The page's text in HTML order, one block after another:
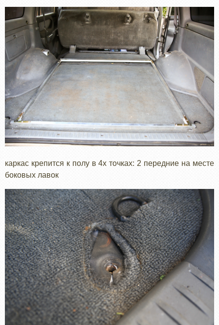
каркас крепится к полу в 4х точках: 2 передние на месте
боковых лавок